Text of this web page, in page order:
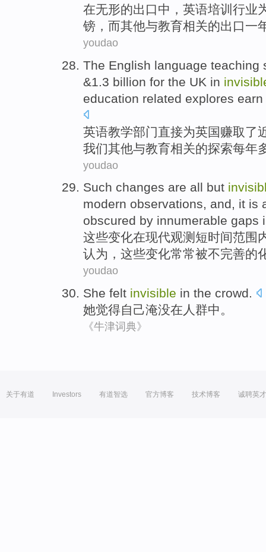
在无形的出口中， 英语培训 行业
镑 ，而其他与教育相关的出口一
youdao
The English language teaching
&1.3 billion for the UK in
education related explores earn
英语教学部门直接为英国赚取了
我们其他与教育相关的探索每年
youdao
Such changes are all but
modern observations, and, it is
obscured by innumerable gaps
这些变化在现代观测 短时间范围
认为， 这些变化常常被不完善的
youdao
She felt invisible in the crowd.
她觉得自己淹没在 人群中。
《牛津词典》
关于有道 Investors 有道智选 官方博客 技术博客 诚聘英才